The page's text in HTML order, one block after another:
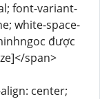
font-variant-
white-space-
được
span>
center;